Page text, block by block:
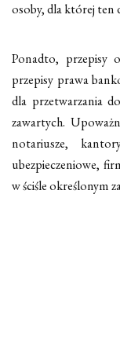
osoby, dla której ten
Ponadto, przepisy
przepisy prawa
dla przetwarzania
zawartych.
notariusze,
ubezpieczeniowe,
w ściśle określonym